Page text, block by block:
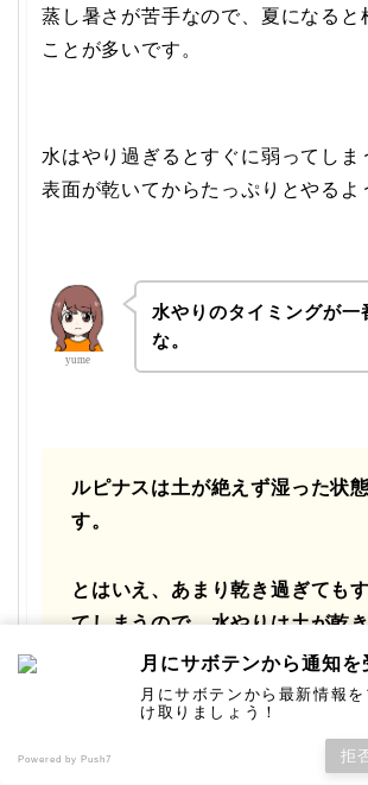
蒸し暑さが苦手なので、夏になると
ことが多いです。
水はやり過ぎるとすぐに弱ってしま
表面が乾いてからたっぷりとやるよ
yume
水やりのタイミングが一
な。
ルピナスは土が絶えず湿った状
す。
とはいえ、あまり乾き過ぎても
てしまうので、水やりは土が乾
を見計らってすぐにでもします
月にサボテンから通知を
月にサボテンから最新情報
け取りましょう！
Powered by Push7 拒